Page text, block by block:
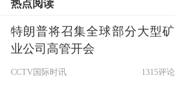
热点阅读
特朗普将召集全球部分大型矿
业公司高管开会
CCTV国际时讯 1315评论